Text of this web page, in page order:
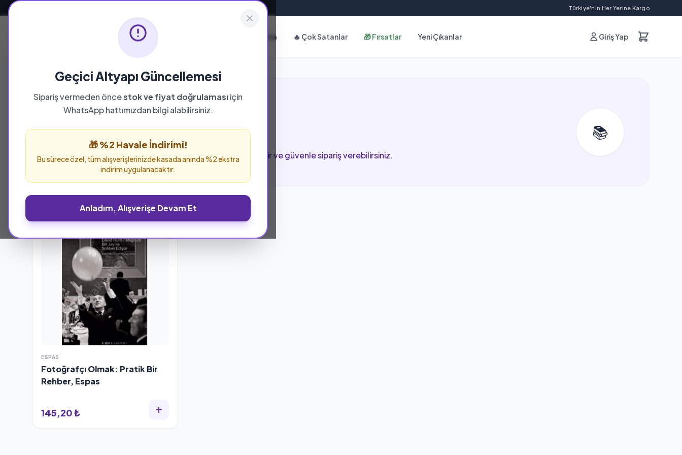
Geçici Altyapı Güncellemesi
Sipariş vermeden öncestok ve fiyat doğrulamasıiçin
WhatsApp hattımızdan bilgi alabilirsiniz.
🎁 %2 Havale İndirimi!
Bu sürece özel, tüm alışverişlerinizde kasada anında %2 ekstra
indirim uygulanacaktır.
Anladım, Alışverişe Devam Et
Türkiye'nin Her Yerine Kargo
Hakkımızda 🔥 Çok Satanlar 🎁 Fırsatlar Yeni Çıkanlar Giriş Yap
YAYINEVI
Espas
Espas yayınevine ait tüm eserleri bu sayfada inceleyebilir ve güvenle sipariş verebilirsiniz.
📚
ESPAS
Fotoğrafçı Olmak: Pratik Bir
Rehber, Espas
145,20 ₺